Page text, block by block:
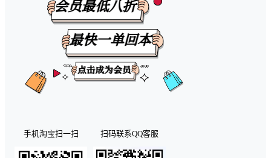
手机淘宝扫一扫 扫码联系QQ客服